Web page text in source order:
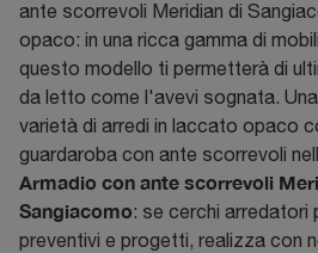
ante scorrevoli Meridian di
opaco: in una ricca gamma di
questo modello ti permetterà di
da letto come l'avevi sognata.
varietà di arredi in laccato opaco
guardaroba con ante scorrevoli
Armadio con ante scorrevoli
Sangiacomo: se cerchi
preventivi e progetti, realizza con